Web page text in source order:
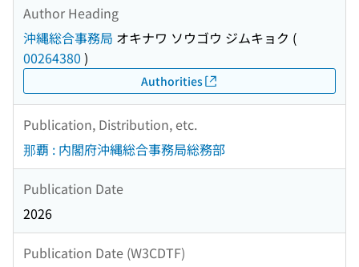
Author Heading
沖縄総合事務局 オキナワ ソウゴウ ジムキョク (
00264380 )
Authorities
Publication, Distribution, etc.
那覇 : 内閣府沖縄総合事務局総務部
Publication Date
2026
Publication Date (W3CDTF)